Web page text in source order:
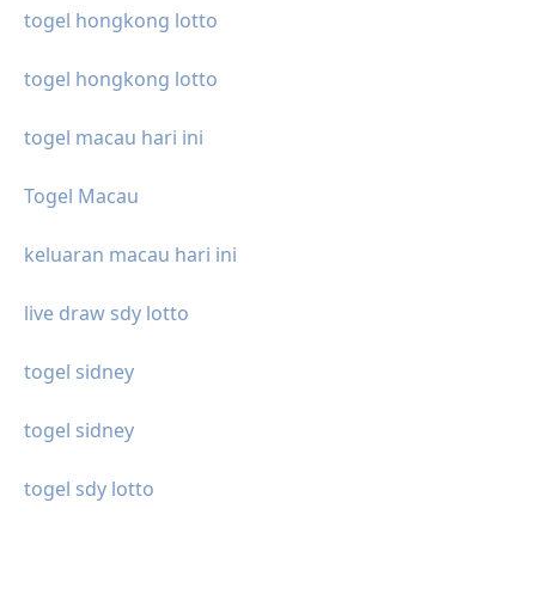
togel hongkong lotto
togel hongkong lotto
togel macau hari ini
Togel Macau
keluaran macau hari ini
live draw sdy lotto
togel sidney
togel sidney
togel sdy lotto